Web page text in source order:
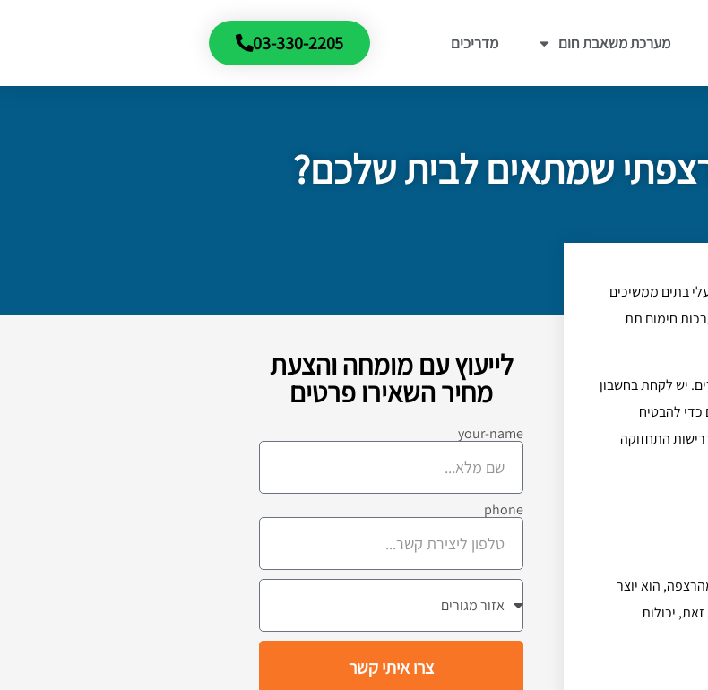
מערכת משאבת חום מדריכים 03-330-2205
שמתאים לבית שלכם?
בתים ממשיכים
חימום תת
יש לקחת בחשבון
כדי להבטיח
התחזוקה
הוא יוצר
יכולות
לייעוץ עם מומחה והצעת
מחיר השאירו פרטים
your-name
phone
צרו איתי קשר